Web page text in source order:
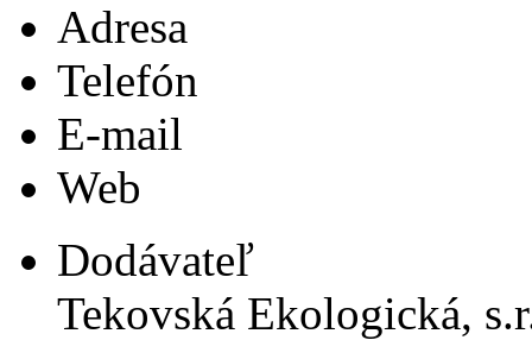
Adresa
Telefón
E-mail
Web
Dodávateľ
Tekovská Ekologická,